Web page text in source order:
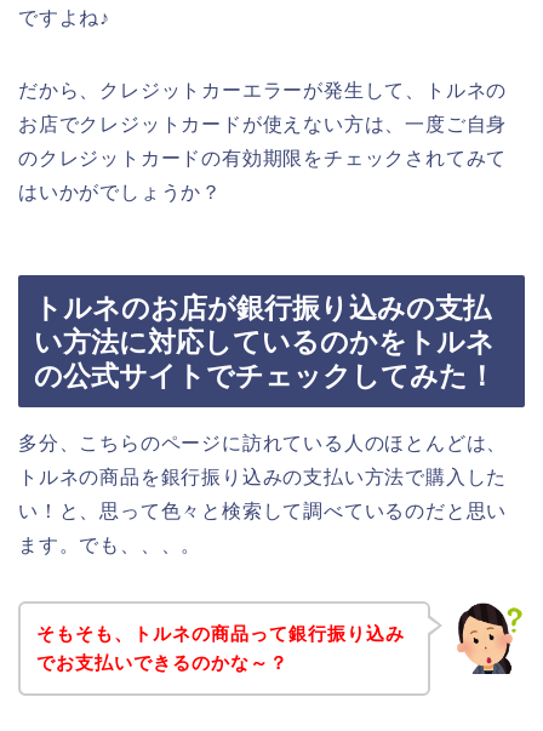
ですよね♪
だから、クレジットカーエラーが発生して、トルネの
お店でクレジットカードが使えない方は、一度ご自身
のクレジットカードの有効期限をチェックされてみて
はいかがでしょうか？
トルネのお店が銀行振り込みの支払
い方法に対応しているのかをトルネ
の公式サイトでチェックしてみた！
多分、こちらのページに訪れている人のほとんどは、
トルネの商品を銀行振り込みの支払い方法で購入した
い！と、思って色々と検索して調べているのだと思い
ます。でも、、、。
そもそも、トルネの商品って銀行振り込み
でお支払いできるのかな～？